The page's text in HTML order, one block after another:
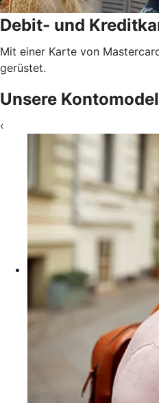
Debit- und
Mit einer Karte von
gerüstet.
Unsere
‹